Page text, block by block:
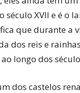
século XVII e é o
que durante a
dos reis e rainhas
longo dos
dos castelos